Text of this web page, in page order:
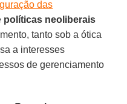
das
políticas neoliberais
tanto sob a ótica
a interesses
de gerenciamento